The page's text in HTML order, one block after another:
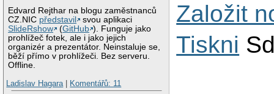
Edvard Rejthar na blogu zaměstnanců
CZ.NIC představil
svou aplikaci
SlideRshow
(GitHub ). Funguje jako
prohlížeč fotek, ale i jako jejich
organizér a prezentátor. Neinstaluje se,
běží přímo v prohlížeči. Bez serveru.
Offline.
Ladislav Hagara| Komentářů: 11
Založit
Tiskni